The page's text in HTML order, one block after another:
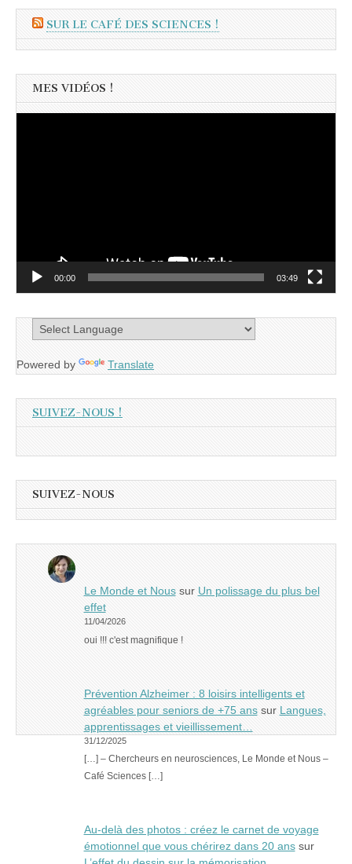
SUR LE CAFÉ DES SCIENCES !
MES VIDÉOS !
00:00 03:49
Powered by Translate
SUIVEZ-NOUS !
SUIVEZ-NOUS
Le Monde et Noussur Un polissage du plus bel
effet
11/04/2026
oui !!! c'est magnifique !
Prévention Alzheimer : 8 loisirs intelligents et
agréables pour seniors de +75 anssur Langues,
apprentissages et vieillissement…
31/12/2025
[…] – Chercheurs en neurosciences, Le Monde et Nous –
Café Sciences […]
Au-delà des photos : créez le carnet de voyage
émotionnel que vous chérirez dans 20 anssur